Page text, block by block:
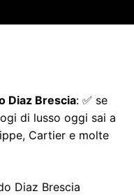
Diaz Brescia: ✅ se
di lusso oggi sai a
Cartier e molte